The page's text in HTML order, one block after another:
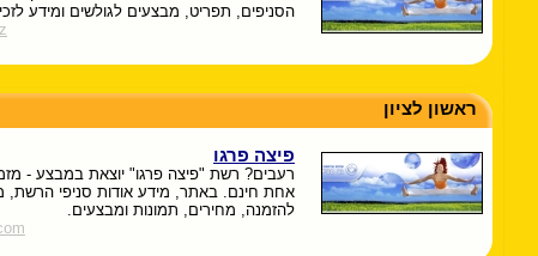
הסניפים, תפריט, מבצעים לגולשים ומידע
ראשון לציון
פיצה פרגו
רעבים? רשת "פיצה פרגו" יוצאת במבצע -
אחת חינם. באתר, מידע אודות סניפי הרשת,
להזמנה, מחירים, תמונות ומבצעים.